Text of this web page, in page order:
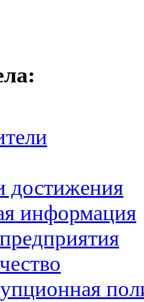
достижения
информация